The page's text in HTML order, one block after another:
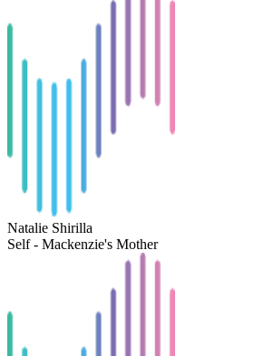
Natalie Shirilla
Self - Mackenzie's Mother